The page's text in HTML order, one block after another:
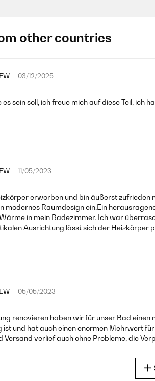
other countries
03/12/2025
es sein soll, ich freue mich auf diese Teil, ich
11/05/2023
erworben und bin äußerst
modernes Raumdesign ein.Ein
in mein Badezimmer. Ich war
Ausrichtung lässt sich der
05/05/2023
renovieren haben wir für unser Bad
ist und hat auch einen enormen Mehrwert
Versand verlief auch ohne Probleme, die